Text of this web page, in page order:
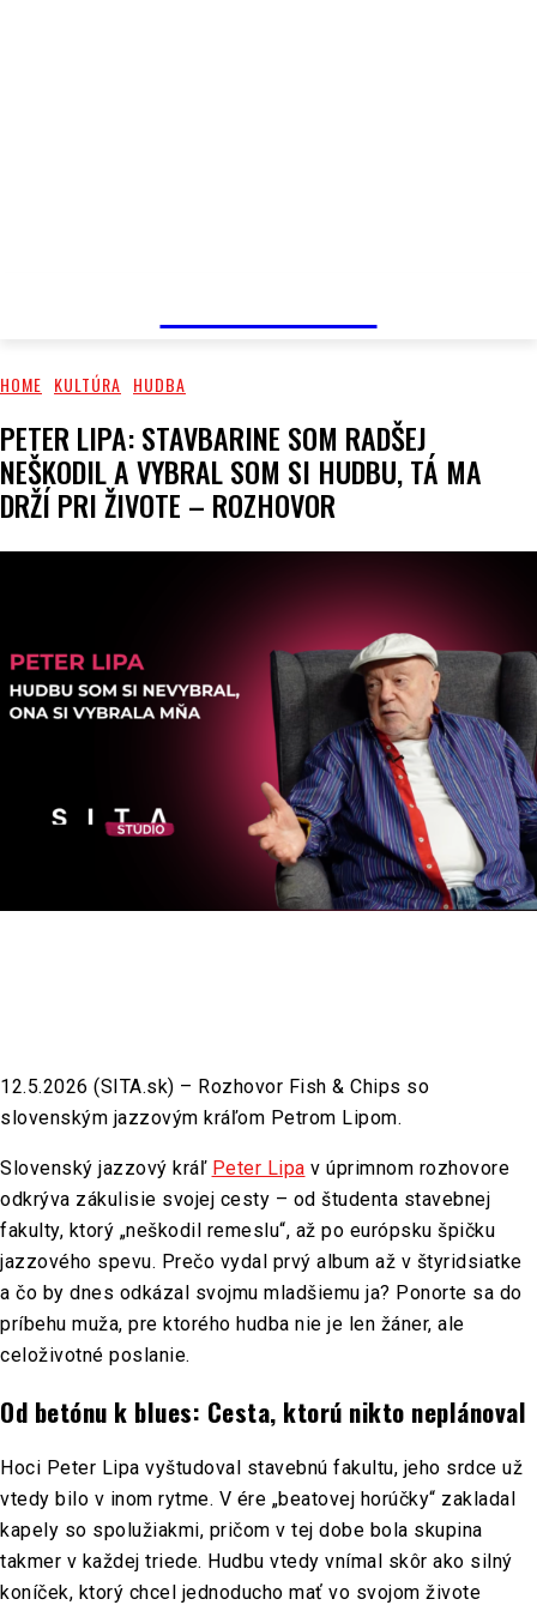
HOME KULTÚRA HUDBA
PETER LIPA: STAVBARINE SOM RADŠEJ
NEŠKODIL A VYBRAL SOM SI HUDBU, TÁ MA
DRŽÍ PRI ŽIVOTE – ROZHOVOR
12.5.2026 (SITA.sk) – Rozhovor Fish & Chips so
slovenským jazzovým kráľom Petrom Lipom.
Slovenský jazzový kráľ Peter Lipa v úprimnom rozhovore
odkrýva zákulisie svojej cesty – od študenta stavebnej
fakulty, ktorý „neškodil remeslu“, až po európsku špičku
jazzového spevu. Prečo vydal prvý album až v štyridsiatke
a čo by dnes odkázal svojmu mladšiemu ja? Ponorte sa do
príbehu muža, pre ktorého hudba nie je len žáner, ale
celoživotné poslanie.
Od betónu k blues: Cesta, ktorú nikto neplánoval
Hoci Peter Lipa vyštudoval stavebnú fakultu, jeho srdce už
vtedy bilo v inom rytme. V ére „beatovej horúčky“ zakladal
kapely so spolužiakmi, pričom v tej dobe bola skupina
takmer v každej triede. Hudbu vtedy vnímal skôr ako silný
koníček, ktorý chcel jednoducho mať vo svojom živote